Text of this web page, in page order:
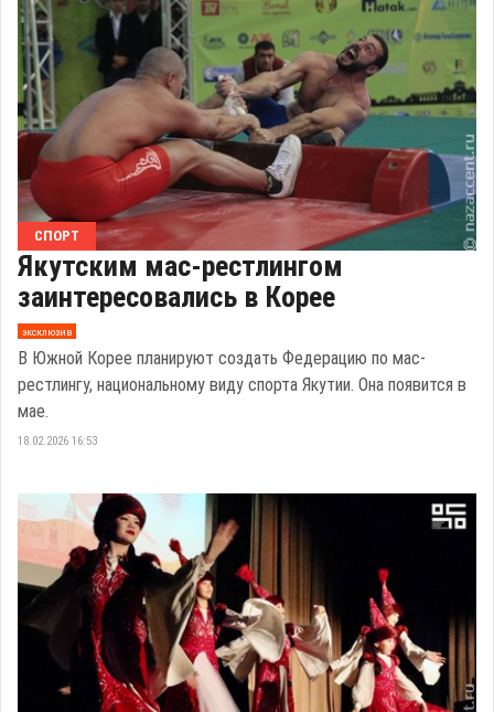
СПОРТ
Якутским мас-рестлингом
заинтересовались в Корее
эксклюзив
В Южной Корее планируют создать Федерацию по мас-
рестлингу, национальному виду спорта Якутии. Она появится в
мае.
18.02.2026 16:53